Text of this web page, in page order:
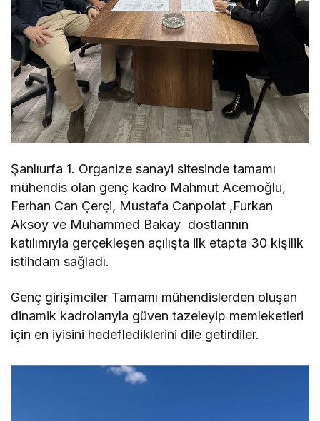
Şanlıurfa 1. Organize sanayi sitesinde tamamı
mühendis olan genç kadro Mahmut Acemoğlu,
Ferhan Can Çerçi, Mustafa Canpolat ,Furkan
Aksoy ve Muhammed Bakay dostlarının
katılımıyla gerçekleşen açılışta ilk etapta 30 kişilik
istihdam sağladı.
Genç girişimciler Tamamı mühendislerden oluşan
dinamik kadrolarıyla güven tazeleyip memleketleri
için en iyisini hedeflediklerini dile getirdiler.